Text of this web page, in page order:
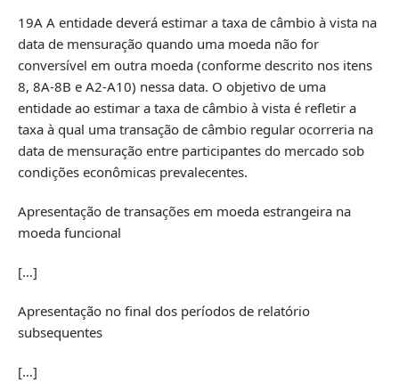
19A A entidade deverá estimar a taxa de câmbio à vista na
data de mensuração quando uma moeda não for
conversível em outra moeda (conforme descrito nos itens
8, 8A-8B e A2-A10) nessa data. O objetivo de uma
entidade ao estimar a taxa de câmbio à vista é refletir a
taxa à qual uma transação de câmbio regular ocorreria na
data de mensuração entre participantes do mercado sob
condições econômicas prevalecentes.
Apresentação de transações em moeda estrangeira na
moeda funcional
[…]
Apresentação no final dos períodos de relatório
subsequentes
[…]